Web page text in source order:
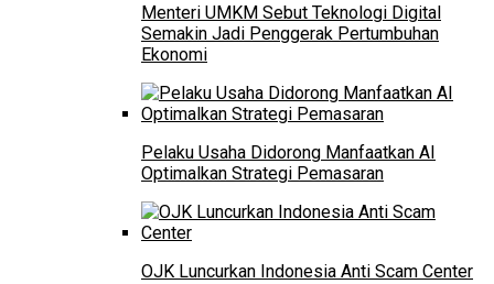
Menteri UMKM Sebut Teknologi Digital
Semakin Jadi Penggerak Pertumbuhan
Ekonomi
Pelaku Usaha Didorong Manfaatkan AI
Optimalkan Strategi Pemasaran
OJK Luncurkan Indonesia Anti Scam Center